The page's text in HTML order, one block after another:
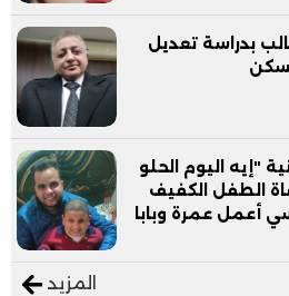
بدراسة تعديل
"إيه اليوم الحلو
الطفل الكفيف
أعمل عمرة وبابا
المزيد